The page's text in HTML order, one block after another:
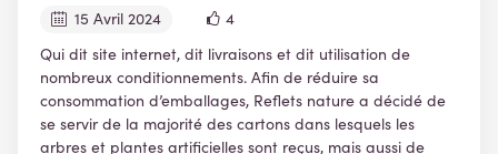
15 Avril 2024
4
Qui dit site internet, dit livraisons et dit utilisation de
nombreux conditionnements. Afin de réduire sa
consommation d’emballages, Reflets nature a décidé de
se servir de la majorité des cartons dans lesquels les
arbres et plantes artificielles sont reçus, mais aussi de